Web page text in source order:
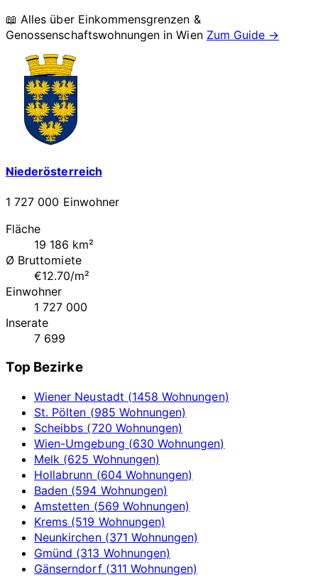
📖 Alles über Einkommensgrenzen &
Genossenschaftswohnungen inWien Zum Guide →
Niederösterreich
1 727 000 Einwohner
Fläche
19 186 km²
Ø Bruttomiete
€12.70/m²
Einwohner
1 727 000
Inserate
7 699
Top Bezirke
Wiener Neustadt (1458 Wohnungen)
St. Pölten (985 Wohnungen)
Scheibbs (720 Wohnungen)
Wien-Umgebung (630 Wohnungen)
Melk (625 Wohnungen)
Hollabrunn (604 Wohnungen)
Baden (594 Wohnungen)
Amstetten (569 Wohnungen)
Krems (519 Wohnungen)
Neunkirchen (371 Wohnungen)
Gmünd (313 Wohnungen)
Gänserndorf (311 Wohnungen)